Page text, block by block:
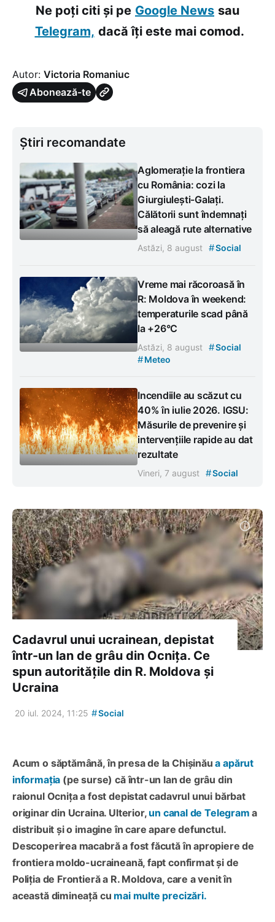
Ne poți citi și pe Google News sau
Telegram, dacă îți este mai comod.
Autor: Victoria Romaniuc
Abonează-te
Știri recomandate
Aglomerație la frontiera
cu România: cozi la
Giurgiulești-Galați.
Călătorii sunt îndemnați
să aleagă rute alternative
Astăzi, 8 august #Social
Vreme mai răcoroasă în
R: Moldova în weekend:
temperaturile scad până
la +26°C
Astăzi, 8 august #Social
#Meteo
Incendiile au scăzut cu
40% în iulie 2026. IGSU:
Măsurile de prevenire și
intervențiile rapide au dat
rezultate
Vineri, 7 august #Social
Cadavrul unui ucrainean, depistat
într-un lan de grâu din Ocnița. Ce
spun autoritățile din R. Moldova și
Ucraina
20 iul. 2024, 11:25 #Social
Acum o săptămână, în presa de la Chișinăua apărut
informația (pe surse) că într-un lan de grâu din
raionul Ocnița a fost depistat cadavrul unui bărbat
originar din Ucraina. Ulterior, un canal de Telegrama
distribuit și o imagine în care apare defunctul.
Descoperirea macabră a fost făcută în apropiere de
frontiera moldo-ucraineană, fapt confirmat și de
Poliția de Frontieră a R. Moldova, care a venit în
această dimineață cu mai multe precizări.